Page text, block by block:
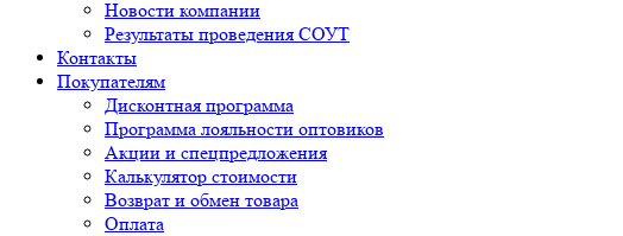
Новости компании
Результаты проведения СОУТ
Контакты
Покупателям
Дисконтная программа
Программа лояльности оптовиков
Акции и спецпредложения
Калькулятор стоимости
Возврат и обмен товара
Оплата